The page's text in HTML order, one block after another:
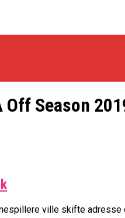
Amerikansk Point
Season
ville skifte adresse